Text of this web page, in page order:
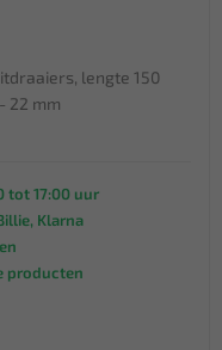
lengte 150
22 mm
tot 17:00 uur
Klarna
producten